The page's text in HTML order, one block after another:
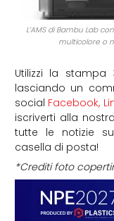
L’AMS di Bambu Lab
multicolore o
Utilizzi la stampa
lasciando un
social Facebook,
iscriverti alla nostra
tutte le notizie
casella di posta!
*Crediti foto